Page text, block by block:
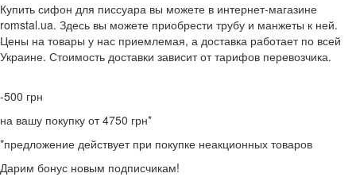
Купить сифон для писсуара вы можете в интернет-магазине
romstal.ua. Здесь вы можете приобрести трубу и манжеты к ней.
Цены на товары у нас приемлемая, а доставка работает по всей
Украине. Стоимость доставки зависит от тарифов перевозчика.
-500 грн
на вашу покупку от 4750 грн*
*предложение действует при покупке неакционных товаров
Дарим бонус новым подписчикам!